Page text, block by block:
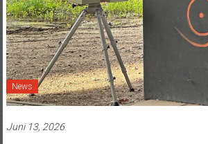
News
Juni 13, 2026